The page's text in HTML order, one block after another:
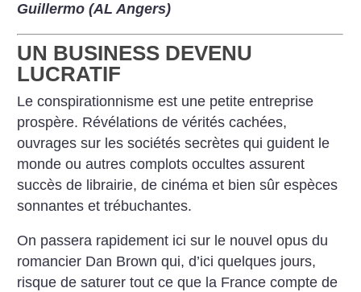
Guillermo (AL Angers)
UN BUSINESS DEVENU
LUCRATIF
Le conspirationnisme est une petite entreprise
prospère. Révélations de vérités cachées,
ouvrages sur les sociétés secrètes qui guident le
monde ou autres complots occultes assurent
succès de librairie, de cinéma et bien sûr espèces
sonnantes et trébuchantes.
On passera rapidement ici sur le nouvel opus du
romancier Dan Brown qui, d’ici quelques jours,
risque de saturer tout ce que la France compte de